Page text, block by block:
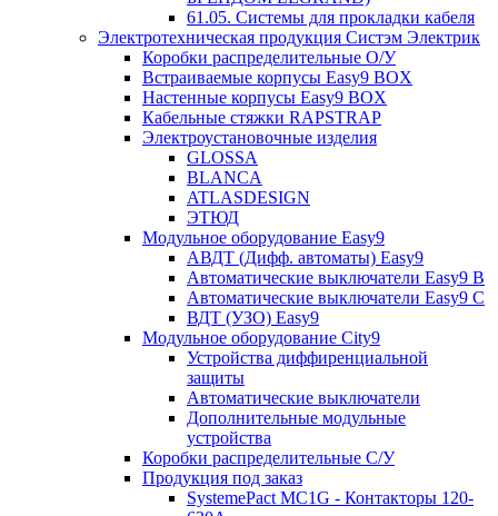
61.05. Системы для прокладки кабеля
Электротехническая продукция Систэм Электрик
Коробки распределительные О/У
Встраиваемые корпусы Easy9 BOX
Настенные корпусы Easy9 BOX
Кабельные стяжки RAPSTRAP
Электроустановочные изделия
GLOSSA
BLANCA
ATLASDESIGN
ЭТЮД
Модульное оборудование Easy9
АВДТ (Дифф. автоматы) Easy9
Автоматические выключатели Easy9 В
Автоматические выключатели Easy9 С
ВДТ (УЗО) Easy9
Модульное оборудование City9
Устройства диффиренциальной
защиты
Автоматические выключатели
Дополнительные модульные
устройства
Коробки распределительные C/У
Продукция под заказ
SystemePact MC1G - Контакторы 120-